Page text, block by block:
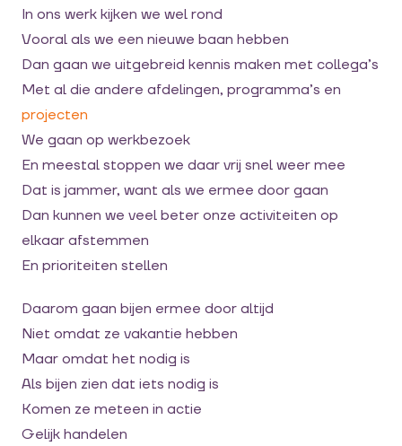
In ons werk kijken we wel rond
Vooral als we een nieuwe baan hebben
Dan gaan we uitgebreid kennis maken met collega’s
Met al die andere afdelingen, programma’s en
projecten
We gaan op werkbezoek
En meestal stoppen we daar vrij snel weer mee
Dat is jammer, want als we ermee door gaan
Dan kunnen we veel beter onze activiteiten op
elkaar afstemmen
En prioriteiten stellen
Daarom gaan bijen ermee door altijd
Niet omdat ze vakantie hebben
Maar omdat het nodig is
Als bijen zien dat iets nodig is
Komen ze meteen in actie
Gelijk handelen